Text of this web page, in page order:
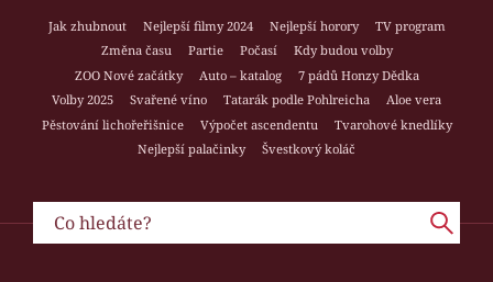
Jak zhubnout Nejlepší filmy 2024 Nejlepší horory
TV program
Změna času
Partie Počasí
Kdy budou volby
ZOO Nové začátky
Auto – katalog
7 pádů Honzy Dědka
Volby 2025
Svařené víno Tatarák podle Pohlreicha
Aloe vera
Pěstování lichořeřišnice
Výpočet ascendentu
Tvarohové knedlíky
Nejlepší palačinky
Švestkový koláč